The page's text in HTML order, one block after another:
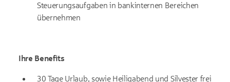
Steuerungsaufgaben in bankinternen Bereichen
übernehmen
Ihre Benefits
30 Tage Urlaub, sowie Heiligabend und Silvester frei